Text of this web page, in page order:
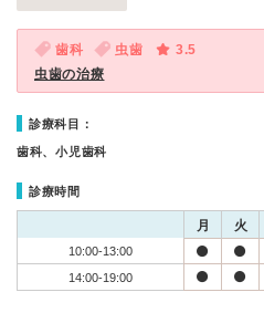
歯科 虫歯
3.5
虫歯の治療
診療科目：
歯科、小児歯科
診療時間
月 火
10:00-13:00
14:00-19:00